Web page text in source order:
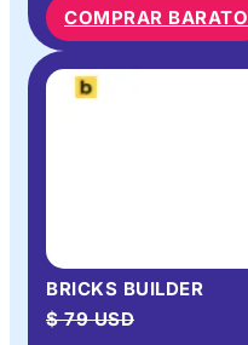
COMPRAR BARATO
BRICKS BUILDER
$ 79 USD